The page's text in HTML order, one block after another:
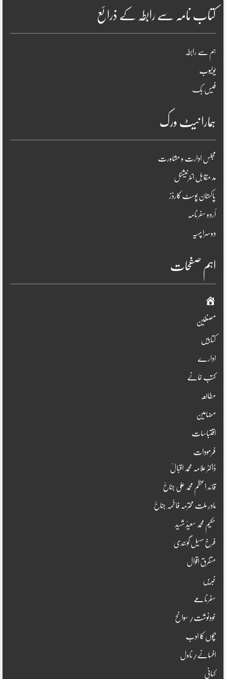
کتاب نامہ سے رابطہ کے ذرائع
ہم سے رابطہ
یوٹیوب
فیس بک
ہمارا نیٹ ورک
مجلس ادارت و مشاورت
مد مقابل انٹرنیشنل
پاکستان پوسٹ کارڈز
اُردو سفرنامہ
دوسرا پہیہ
اہم صفحات
صفحہ
اوّل
مصنفین
کتابیں
ادارے
کتب خانے
مطالعہ
مضامین
اقتباسات
فرمودات
ڈاکٹر علامہ محمد اقبالؒ
قائد اعظم محمد علی جناحؒ
مادرِ ملت محترمہ فاطمہ جناحؒ
حکیم محمد سعیدؒ شہید
فرخ سہیل گوئندی
متفرق اقوال
خبریں
سفرنامے
خودنوشت/ سوانح
بچوں کا ادب
افسانے/ناول
کہانی